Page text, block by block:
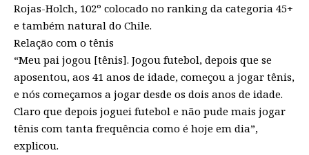
Rojas-Holch, 102º colocado no ranking da categoria 45+
e também natural do Chile.
Relação com o tênis
“Meu pai jogou [tênis]. Jogou futebol, depois que se
aposentou, aos 41 anos de idade, começou a jogar tênis,
e nós começamos a jogar desde os dois anos de idade.
Claro que depois joguei futebol e não pude mais jogar
tênis com tanta frequência como é hoje em dia”,
explicou.